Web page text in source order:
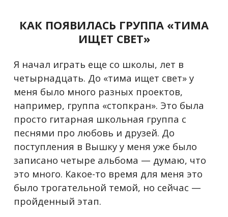
КАК ПОЯВИЛАСЬ ГРУППА «ТИМА
ИЩЕТ СВЕТ»
Я начал играть еще со школы, лет в
четырнадцать. До «тима ищет свет» у
меня было много разных проектов,
например, группа «стопкран». Это была
просто гитарная школьная группа с
песнями про любовь и друзей. До
поступления в Вышку у меня уже было
записано четыре альбома — думаю, что
это много. Какое-то время для меня это
было трогательной темой, но сейчас —
пройденный этап.